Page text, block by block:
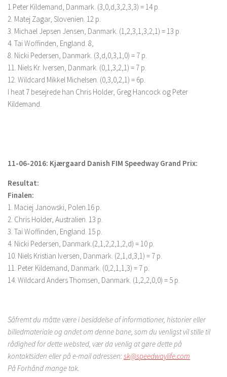
1.Peter Kildemand, Danmark. (3,0,d,3,2,3,3) = 14 p.
2. Matej Zagar, Slovenien. 12 p.
3. Michael Jepsen Jensen, Danmark. (1,2,3,1,3,2,1) = 13 p.
4. Tai Woffinden, England. 8,
8. Nicki Pedersen, Danmark. (3,d,0,3,1,0) = 7 p.
11. Niels Kr. Iversen, Danmark. (0,1,3,2,1) = 7 p.
12. Wildcard Mikkel Michelsen. (0,3,0,2,1) = 6p.
I heat 7 besejrede han Chris Holder, Greg Hancock og Peter
Kildemand.
11-06-2016: Kjærgaard Danish FIM Speedway Grand Prix:
Resultat:
Finalen:
1. Maciej Janowski, Polen.16 p.
2. Chris Holder, Australien. 13 p.
3. Tai Woffinden, England. 15 p.
4. Nicki Pedersen, Danmark.(2,1,2,2,1,2,d) = 10 p.
10. Niels Kristian Iversen, Danmark. (2,1,d,3,1) = 7 p.
11. Peter Kildemand, Danmark. (0,2,1,1,3) = 7 p.
14. Wildcard Anders Thomsen, Danmark. (1,2,2,0,0) = 5 p.
Såfremt du måtte være i besiddelse af informationer, historiereller
billedmateriale og andet om denne bane, som du venligstvil stille til
rådighed for dette websted, vær da venlig at gøredette på
kontaktsiden eller på e-mail adressen:sk@speedwaylife.com
På Forhånd mange tak.